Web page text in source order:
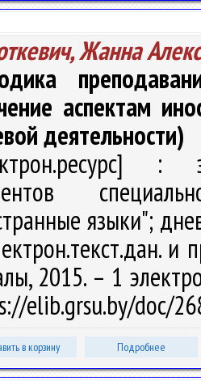
Жанна
аспектам
деятельности)
:
языки";
2015. – 1
elib.grsu.by/doc/
в корзину Подробнее